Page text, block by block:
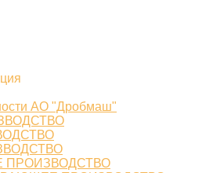
АО "Дробмаш"
ПРОИЗВОДСТВО